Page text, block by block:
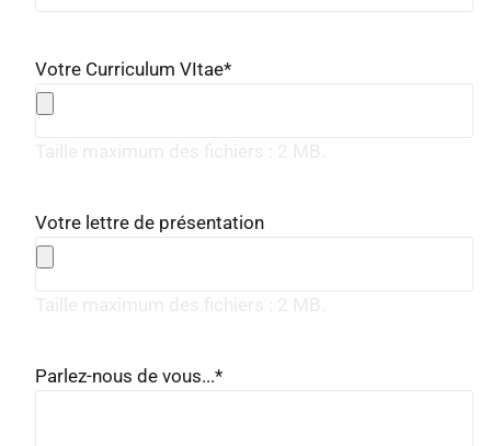
Votre Curriculum VItae*
Votre lettre de présentation
Parlez-nous de vous...*